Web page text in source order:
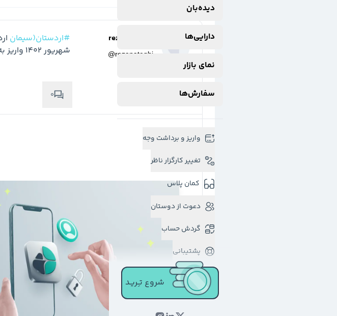
دیده‌بان
دارایی‌ها
نمای بازار
سفارش‌ها
واریز و برداشت وجه
تغییر کارگزار ناظر
کمان پلاس
دعوت از دوستان
گردش حساب
پشتیبانی
شروع تـِـریـد
reza nateghi
@rezanateghi
#اردستان(سیمان
شهریور 1402 واریز به سجام)
0